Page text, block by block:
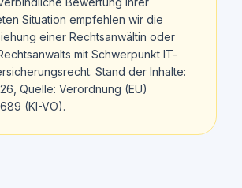
Situation empfehlen wir die
einer Rechtsanwältin oder
mit Schwerpunkt IT-
Stand der Inhalte:
Quelle: Verordnung (EU)
(KI-VO).